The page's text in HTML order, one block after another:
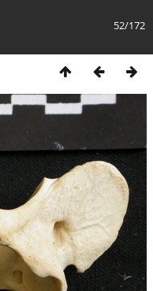
52/172